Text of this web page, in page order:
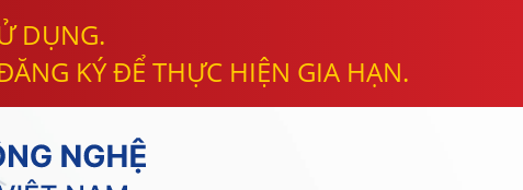
DỤNG.
KÝ ĐỂ THỰC HIỆN GIA HẠN.